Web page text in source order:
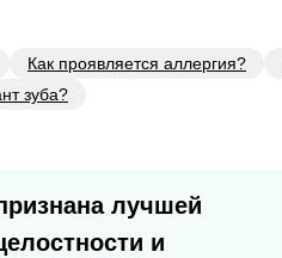
Как проявляется аллергия?
зуба?
лучшей
и